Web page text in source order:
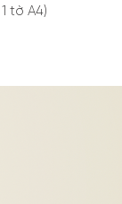
tờ A4)